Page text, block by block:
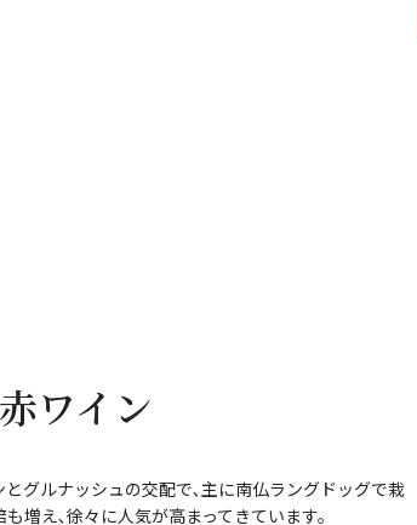
ワイン
グルナッシュの交配で､主に南仏ラングドッグで栽
増え､徐々に人気が高まってきています。